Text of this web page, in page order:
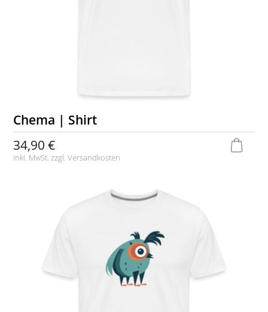
Chema | Shirt
34,90 €
inkl. MwSt. zzgl.Versandkosten